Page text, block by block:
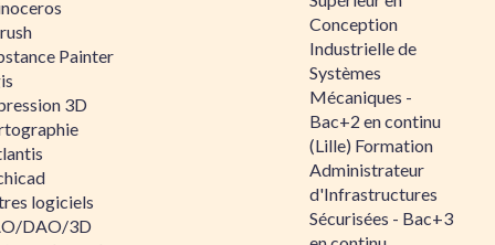
Painter
3D
logiciels
DAO/3D
Conception
Industrielle de
Systèmes
Mécaniques -
Bac+2 en continu
(Lille) Formation
Administrateur
d'Infrastructures
Sécurisées - Bac+3